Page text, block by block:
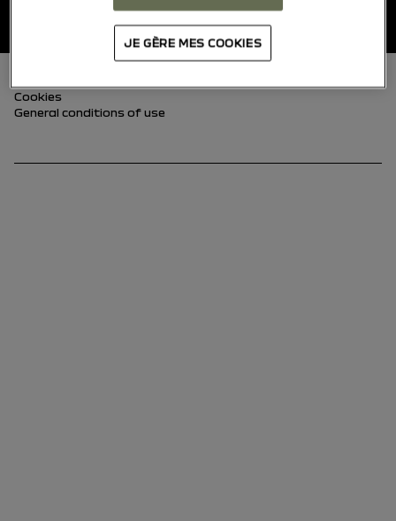
Sidfot (nedre)
Cookies
General conditions of use
JE GÈRE MES COOKIES